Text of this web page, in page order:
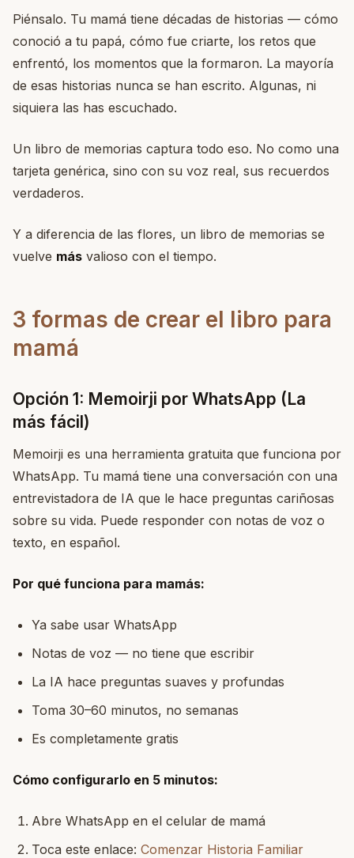
Piénsalo. Tu mamá tiene décadas de historias — cómo
conoció a tu papá, cómo fue criarte, los retos que
enfrentó, los momentos que la formaron. La mayoría
de esas historias nunca se han escrito. Algunas, ni
siquiera las has escuchado.
Un libro de memorias captura todo eso. No como una
tarjeta genérica, sino con su voz real, sus recuerdos
verdaderos.
Y a diferencia de las flores, un libro de memorias se
vuelve más valioso con el tiempo.
3 formas de crear el libro para
mamá
Opción 1: Memoirji por WhatsApp (La
más fácil)
Memoirji es una herramienta gratuita que funciona por
WhatsApp. Tu mamá tiene una conversación con una
entrevistadora de IA que le hace preguntas cariñosas
sobre su vida. Puede responder con notas de voz o
texto, en español.
Por qué funciona para mamás:
Ya sabe usar WhatsApp
Notas de voz — no tiene que escribir
La IA hace preguntas suaves y profundas
Toma 30–60 minutos, no semanas
Es completamente gratis
Cómo configurarlo en 5 minutos:
Abre WhatsApp en el celular de mamá
Toca este enlace: Comenzar Historia Familiar